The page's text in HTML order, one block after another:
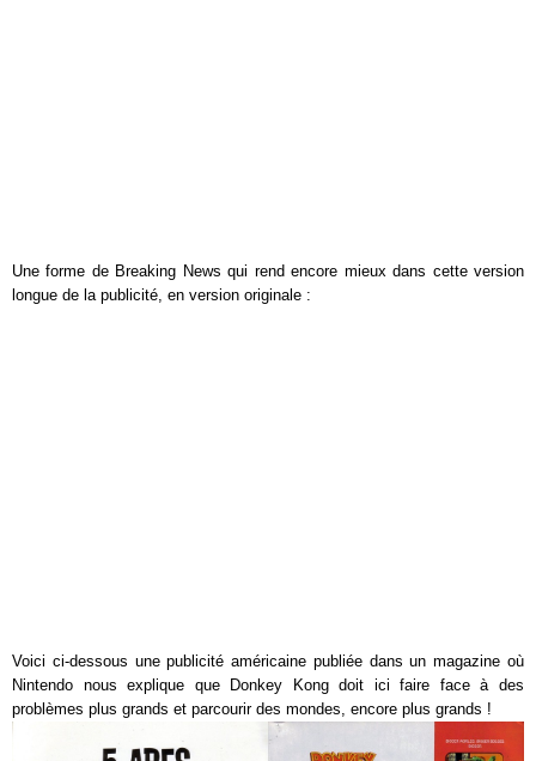
Une forme de Breaking News qui rend encore mieux dans cette version
longue de la publicité, en version originale :
Voici ci-dessous une publicité américaine publiée dans un magazine où
Nintendo nous explique que Donkey Kong doit ici faire face à des
problèmes plus grands et parcourir des mondes, encore plus grands !